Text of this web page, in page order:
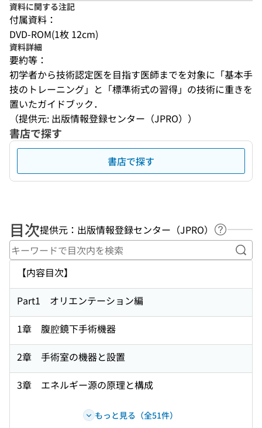
資料に関する注記
付属資料：
DVD-ROM(1枚 12cm)
資料詳細
要約等：
初学者から技術認定医を目指す医師までを対象に「基本手
技のトレーニング」と「標準術式の習得」の技術に重きを
置いたガイドブック．
（提供元: 出版情報登録センター（JPRO））
書店で探す
書店で探す
目次提供元：出版情報登録センター（JPRO）
ヘルプペ
キ
【内容目次】
Part1 オリエンテーション編
1章 腹腔鏡下手術機器
2章 手術室の機器と設置
3章 エネルギー源の原理と構成
もっと見る（全51件）